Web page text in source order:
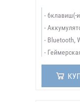
6клавиш(-
Bluetooth,